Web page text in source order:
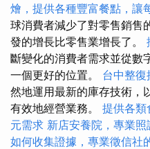
燴，提供各種豐富餐點，讓
球消費者減少了對零售銷售
發的增長比零售業增長了。
斷變化的消費者需求並從數
一個更好的位置。 台中整復
然地運用最新的庫存技術，
有效地經營業務。 提供各類
元需求 新店安養院，專業
如何收集證據，專業徵信社